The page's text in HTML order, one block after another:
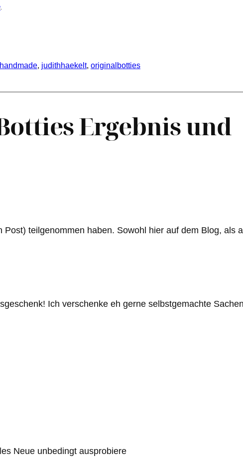
handmade, judithhaekelt, originalbotties
Ergebnis und
teilgenommen haben. Sowohl hier auf dem Blog, als
Ich verschenke eh gerne selbstgemachte
Neue unbedingt ausprobiere